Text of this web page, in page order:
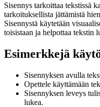
Sisennys tarkoittaa tekstissä
tarkoituksellista jättämistä
Sisennystä käytetään
toisistaan ja helpottaa tekstin
Esimerkkejä
Sisennyksen avulla
Opettele käyttämään
Sisennyksen leveys
lukea.